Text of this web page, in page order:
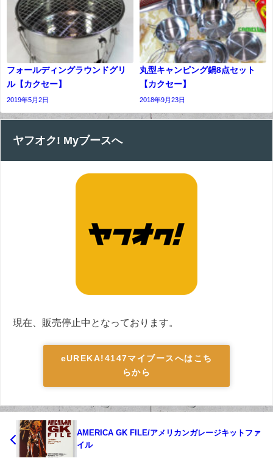
フォールディングラウンドグリ
ル【カクセー】
2019年5月2日
丸型キャンピング鍋8点セット
【カクセー】
2018年9月23日
ヤフオク! Myブースへ
現在、販売停止中となっております。
eUREKA!4147マイブースへはこち
らから
AMERICA GK FILE/アメリカンガレージキットファ
イル